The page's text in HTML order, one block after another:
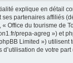
explique en détail
ses partenaires affiliés
Office du tourisme de
prepa-agreg ») et
Limited ») utilisent
d’utilisation de votre